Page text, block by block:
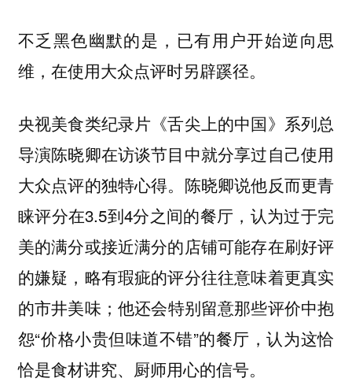
不乏黑色幽默的是，已有用户开始逆向思
维，在使用大众点评时另辟蹊径。
央视美食类纪录片《舌尖上的中国》系列总
导演陈晓卿在访谈节目中就分享过自己使用
大众点评的独特心得。陈晓卿说他反而更青
睐评分在3.5到4分之间的餐厅，认为过于完
美的满分或接近满分的店铺可能存在刷好评
的嫌疑，略有瑕疵的评分往往意味着更真实
的市井美味；他还会特别留意那些评价中抱
怨“价格小贵但味道不错”的餐厅，认为这恰
恰是食材讲究、厨师用心的信号。